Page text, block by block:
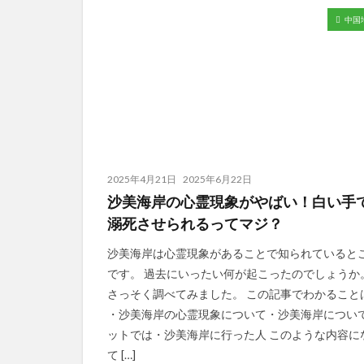
中国
2025年4月21日 2025年6月22日
沙美海岸の心霊現象がやばい！白い手
溺死させられるってマジ？
沙美海岸は心霊現象があることで知られていると
です。 過去にいったい何が起こったのでしょうか。
さっそく調べてみました。 この記事でわかること
・沙美海岸の心霊現象について・沙美海岸につい
ットでは・沙美海岸に行った人 このような内容に
て […]